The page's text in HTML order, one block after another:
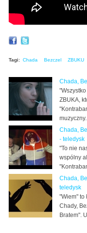
Tagi: Chada Bezczel ZBUKU
Chada,
ZBUKA,
Chada,
- teledysk
"To nie
wspólny
Chada,
teledysk
"Wiem" to
Chady,
Bratem".